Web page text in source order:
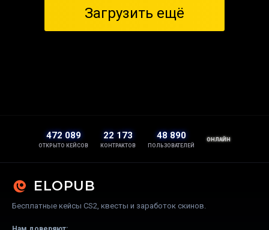
Загрузить ещё
472 089
ОТКРЫТО КЕЙСОВ
22 173
КОНТРАКТОВ
48 890
ПОЛЬЗОВАТЕЛЕЙ
ОНЛАЙН
ELOPUB
Бесплатные кейсы CS2, квесты и заработок скинов.